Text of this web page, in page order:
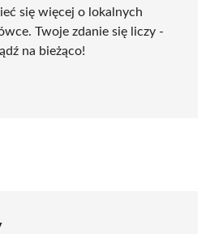
się więcej o lokalnych
Twoje zdanie się liczy -
na bieżąco!